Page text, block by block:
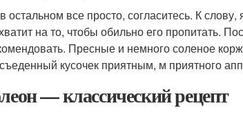
все просто, согласитесь. К слову,
на то, чтобы обильно его пропитать.
Пресные и немного соленое
кусочек приятным, м приятного
— классический рецепт